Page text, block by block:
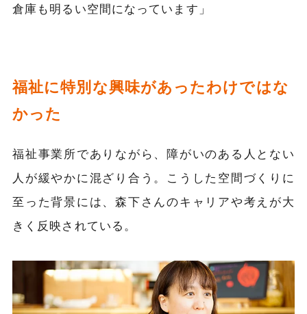
倉庫も明るい空間になっています」
福祉に特別な興味があったわけではな
かった
福祉事業所でありながら、障がいのある人とない
人が緩やかに混ざり合う。こうした空間づくりに
至った背景には、森下さんのキャリアや考えが大
きく反映されている。